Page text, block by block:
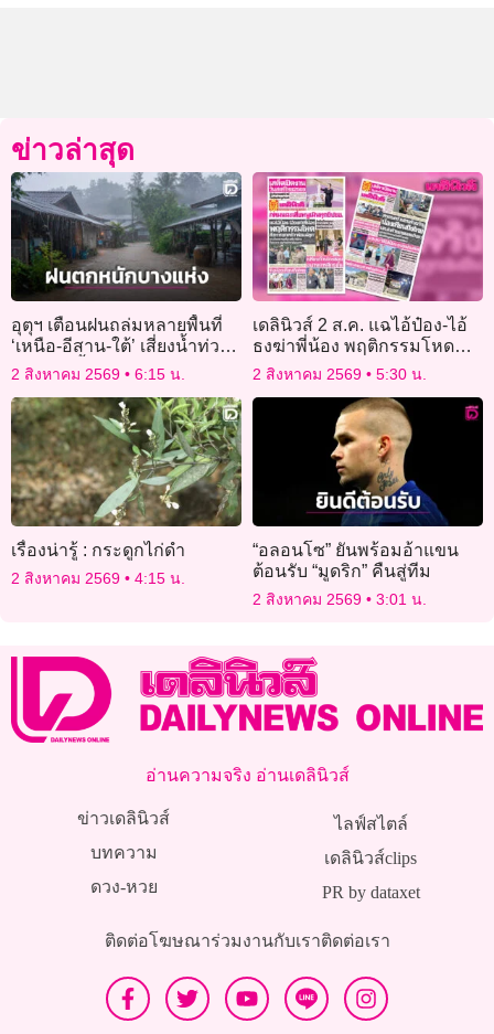
ข่าวล่าสุด
อุตุฯ เตือนฝนถล่มหลายพื้นที่
‘เหนือ-อีสาน-ใต้’ เสี่ยงน้ำท่วม
ฉับพลัน น้ำป่าไหลหลาก
2 สิงหาคม 2569 6:15 น.
เดลินิวส์ 2 ส.ค. แฉไอ้ป๋อง-ไอ้
ธงฆ่าพี่น้อง พฤติกรรมโหด
สังหารยกครัวพ่อแม่ลูก
2 สิงหาคม 2569 5:30 น.
เรื่องน่ารู้ : กระดูกไก่ดำ
2 สิงหาคม 2569 4:15 น.
“อลอนโซ” ยันพร้อมอ้าแขน
ต้อนรับ “มูดริก” คืนสู่ทีม
2 สิงหาคม 2569 3:01 น.
อ่านความจริง อ่านเดลินิวส์
ข่าวเดลินิวส์
บทความ
ดวง-หวย
ไลฟ์สไตล์
เดลินิวส์clips
PR by dataxet
ติดต่อโฆษณาร่วมงานกับเราติดต่อเรา